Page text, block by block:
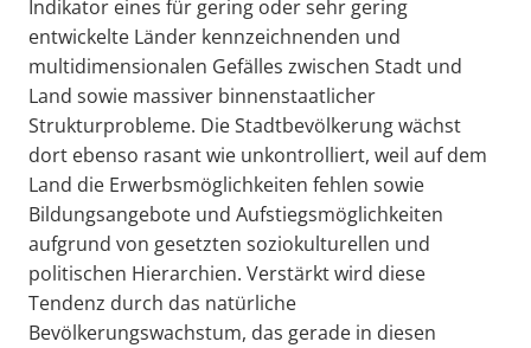
Indikator eines für gering oder sehr gering
entwickelte Länder kennzeichnenden und
multidimensionalen Gefälles zwischen Stadt und
Land sowie massiver binnenstaatlicher
Strukturprobleme. Die Stadtbevölkerung wächst
dort ebenso rasant wie unkontrolliert, weil auf dem
Land die Erwerbsmöglichkeiten fehlen sowie
Bildungsangebote und Aufstiegsmöglichkeiten
aufgrund von gesetzten soziokulturellen und
politischen Hierarchien. Verstärkt wird diese
Tendenz durch das natürliche
Bevölkerungswachstum, das gerade in diesen